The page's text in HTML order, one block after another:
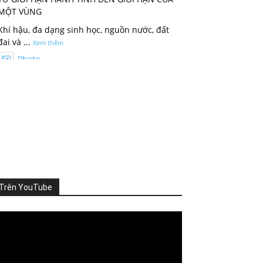
VÙNG
hậu, đa dạng sinh học, nguồn nước, đất
và ... Xem thêm
Photo
Photo
trên Facebook · Chia sẻ
Trên YouTube